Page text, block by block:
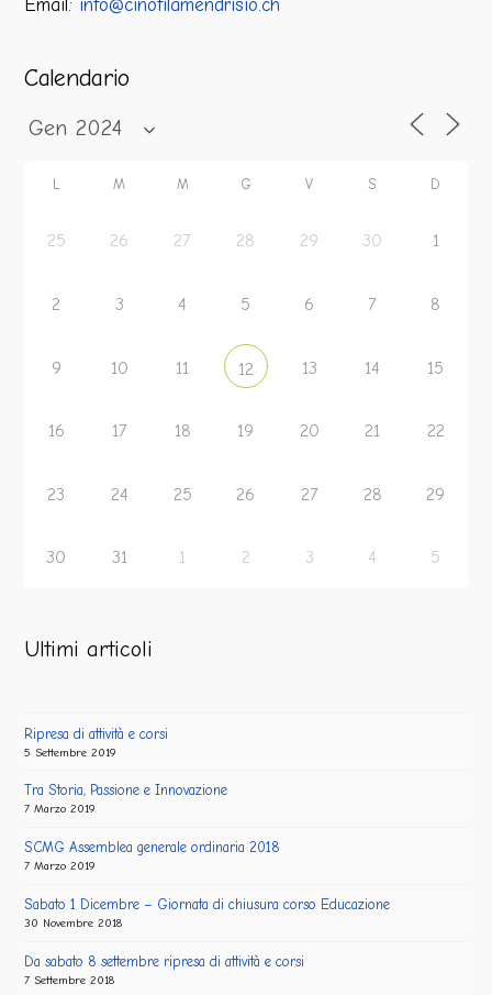
Email: info@cinofilamendrisio.ch
Calendario
L M M G V S D
25 26 27 28 29 30 1
2 3 4 5 6 7 8
9 10 11 12 13 14 15
16 17 18 19 20 21 22
23 24 25 26 27 28 29
30 31 1 2 3 4 5
Ultimi articoli
Ripresa di attività e corsi
5 Settembre 2019
Tra Storia, Passione e Innovazione
7 Marzo 2019
SCMG Assemblea generale ordinaria 2018
7 Marzo 2019
Sabato 1 Dicembre – Giornata di chiusura corso Educazione
30 Novembre 2018
Da sabato 8 settembre ripresa di attività e corsi
7 Settembre 2018